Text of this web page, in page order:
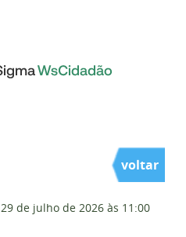
voltar
29 de julho de 2026 às 11:00